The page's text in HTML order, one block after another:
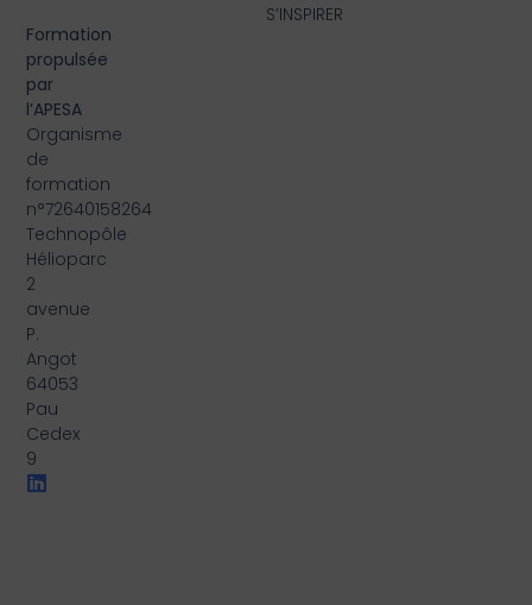
Formation
propulsée
par
l’APESA
Organisme
de
formation
n°72640158264
Technopôle
Hélioparc
2
avenue
P.
Angot
64053
Pau
Cedex
9
S’INSPIRER